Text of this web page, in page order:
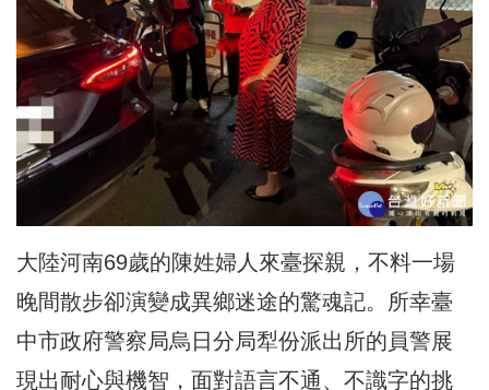
大陸河南69歲的陳姓婦人來臺探親， 不料一場
晚間散步卻演變成異鄉迷途的驚魂記。 所幸臺
中市政府警察局烏日分局犁份派出所的員警展
現出耐心與機智 ，面對語言不通、不識字的挑